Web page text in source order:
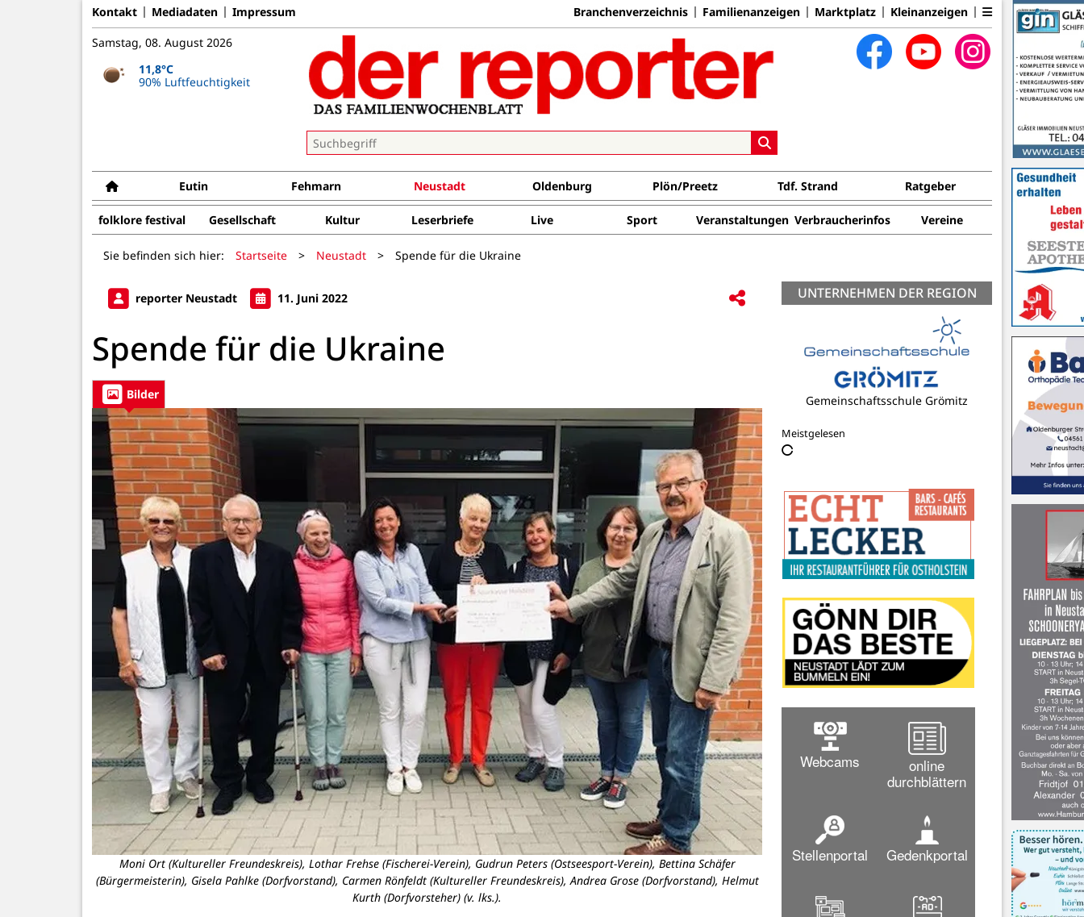
Kontakt Mediadaten Impressum Branchenverzeichnis Familienanzeigen Marktplatz Kleinanzeigen
Samstag, 08. August 2026
11,8°C
90% Luftfeuchtigkeit
Eutin Fehmarn Neustadt Oldenburg Plön/Preetz Tdf. Strand Ratgeber
folklore festival Gesellschaft Kultur Leserbriefe Live Sport Veranstaltungen Verbraucherinfos Vereine
Sie befinden sich hier: Startseite > Neustadt > Spende für die Ukraine
reporter Neustadt 11. Juni 2022
Spende für die Ukraine
Bilder
Moni Ort (Kultureller Freundeskreis), Lothar Frehse (Fischerei-Verein), Gudrun Peters (Ostseesport-Verein), Bettina Schäfer
(Bürgermeisterin), Gisela Pahlke (Dorfvorstand), Carmen Rönfeldt (Kultureller Freundeskreis), Andrea Grose (Dorfvorstand), Helmut
Kurth (Dorfvorsteher) (v. lks.).
UNTERNEHMEN DER REGION
Gemeinschaftsschule Grömitz
Meistgelesen
Webcams
online
durchblättern
Stellenportal Gedenkportal